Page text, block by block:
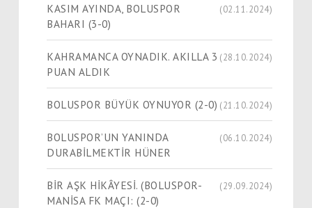
KASIM AYINDA, BOLUSPOR
BAHARI (3-0)
(02.11.2024)
KAHRAMANCA OYNADIK. AKILLA 3
PUAN ALDIK
(28.10.2024)
BOLUSPOR BÜYÜK OYNUYOR (2-0) (21.10.2024)
BOLUSPOR’UN YANINDA
DURABİLMEKTİR HÜNER
(06.10.2024)
BİR AŞK HİKÂYESİ. (BOLUSPOR-
MANİSA FK MAÇI: (2-0)
(29.09.2024)